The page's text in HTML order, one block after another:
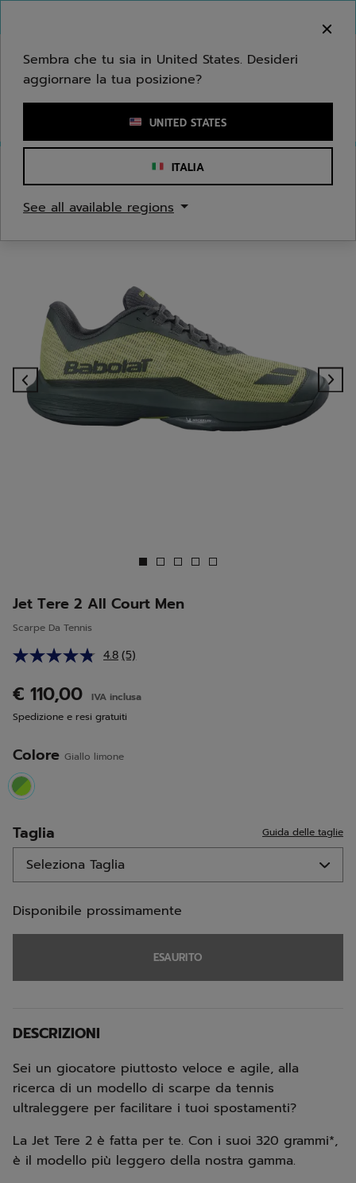
Inserisci una parola chiave o il numero di un articolo
Previous
Jet Tere 2 All Court Men
Scarpe Da Tennis
4.8 Leggi
Stesso
link
alla
(5)
€ 110,00
IVA inclusa
Spedizione e resi gratuiti
Colore Giallo limone
selected
Taglia Guida delle taglie
Disponibile prossimamente
ESAURITO
DESCRIZIONI
Sei un giocatore piuttosto veloce e agile, alla
ricerca di un modello di scarpe da tennis
ultraleggere per facilitare i tuoi spostamenti?
La Jet Tere 2 è fatta per te. Con i suoi 320 grammi*,
è il modello più leggero della nostra gamma.
Sembra che tu sia in United States. Desideri
aggiornare la tua posizione?
UNITED STATES
ITALIA
See all available regions